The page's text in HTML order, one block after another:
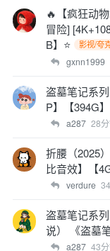
🔥【疯狂动
冒险]
B】⭐
影视/夸
gxnn1999
盗墓笔记系
P】【394G】
a287 28
折腰（2025
比音效】【
verdure
盗墓笔记系
说） 《盗墓
a287 43